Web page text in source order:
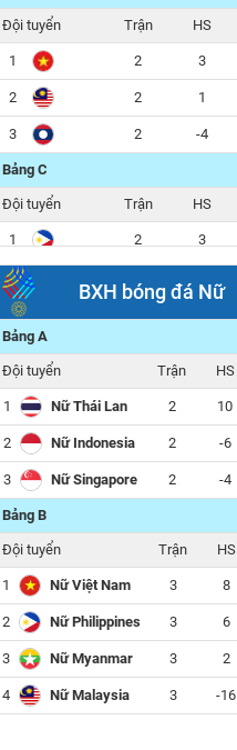
Đội tuyển Trận HS
1 2 3
2 2 1
3 2 -4
Bảng C
Đội tuyển Trận HS
1 2 3
2
3
BXH bóng đá Nữ
Bảng A
Đội tuyển Trận HS
1 Nữ Thái Lan 2 10
2 Nữ Indonesia 2 -6
3 Nữ Singapore 2 -4
Bảng B
Đội tuyển Trận HS
1 Nữ Việt Nam 3 8
2 Nữ Philippines 3 6
3 Nữ Myanmar 3 2
4 Nữ Malaysia 3 -16